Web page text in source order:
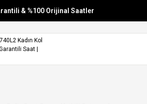
& %100 Orijinal Saatler
6 Taksit
Gönderim